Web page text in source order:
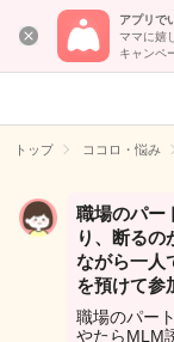
アプリで
ママに嬉
キャンペ
トップ ココロ・悩み
職場のパー
り、断るの
ながら一人
を預けて参
職場のパー
やたらMLM